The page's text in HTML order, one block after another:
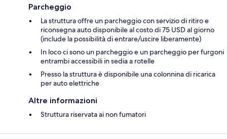
Parcheggio
La struttura offre un parcheggio con servizio di ritiro e
riconsegna auto disponibile al costo di 75 USD al giorno
(include la possibilità di entrare/uscire liberamente)
In loco ci sono un parcheggio e un parcheggio per furgoni
entrambi accessibili in sedia a rotelle
Presso la struttura è disponibile una colonnina di ricarica
per auto elettriche
Altre informazioni
Struttura riservata ai non fumatori